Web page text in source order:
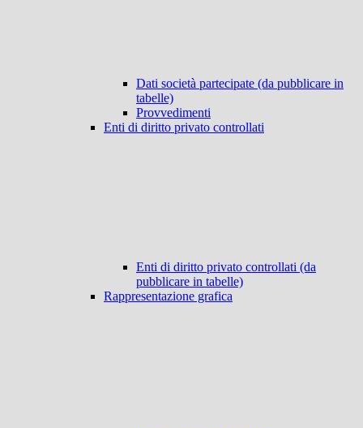
Dati società partecipate (da pubblicare in
tabelle)
Provvedimenti
Enti di diritto privato controllati
Enti di diritto privato controllati (da
pubblicare in tabelle)
Rappresentazione grafica